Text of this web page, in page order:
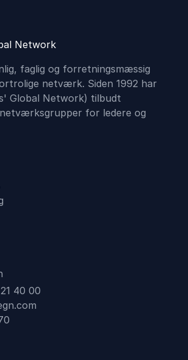
Network
faglig og forretningsmæssig
netværk. Siden 1992 har
Global Network) tilbudt
for ledere og
40 00